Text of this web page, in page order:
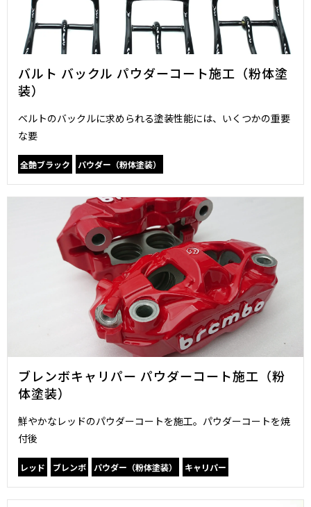
バルト バックル パウダーコート施工（粉体塗
装）
ベルトのバックルに求められる塗装性能には、いくつかの重要
な要
全艶ブラック パウダー（粉体塗装）
ブレンボキャリパー パウダーコート施工（粉
体塗装）
鮮やかなレッドのパウダーコートを施工。パウダーコートを焼
付後
レッド ブレンボ パウダー（粉体塗装） キャリパー